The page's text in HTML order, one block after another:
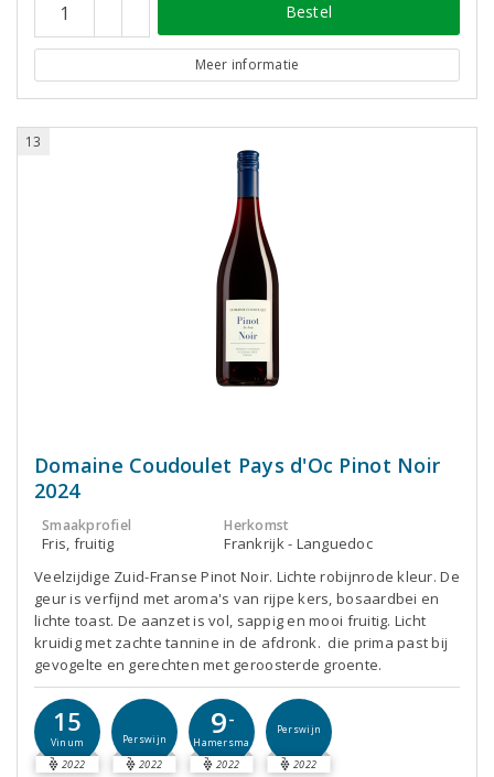
Bestel
Meer informatie
13
Domaine Coudoulet Pays d'Oc Pinot Noir
2024
Smaakprofiel
Fris, fruitig
Herkomst
Frankrijk - Languedoc
Veelzijdige Zuid-Franse Pinot Noir. Lichte robijnrode kleur. De
geur is verfijnd met aroma's van rijpe kers, bosaardbei en
lichte toast. De aanzet is vol, sappig en mooi fruitig. Licht
kruidig met zachte tannine in de afdronk. die prima past bij
gevogelte en gerechten met geroosterde groente.
15
Vinum
2022
Perswijn
2022
9-
Hamersma
2022
Perswijn
2022